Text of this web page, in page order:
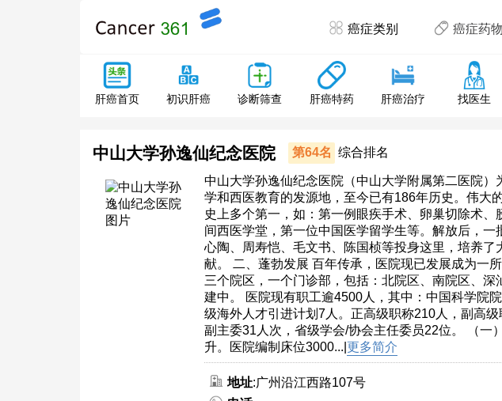
癌症类别 癌症药物
肝癌首页 初识肝癌 诊断筛查 肝癌特药 肝癌治疗 找医生
中山大学孙逸仙纪念医院 第64名 综合排名
中山大学孙逸仙纪念医院（中山大学附属第二医院
学和西医教育的发源地，至今已有186年历史。伟大
史上多个第一，如：第一例眼疾手术、卵巢切除术
间西医学堂，第一位中国医学留学生等。解放后，
心陶、周寿恺、毛文书、陈国桢等投身这里，培养
献。 二、蓬勃发展 百年传承，医院现已发展成为一
三个院区，一个门诊部，包括：北院区、南院区、
建中。 医院现有职工逾4500人，其中：中国科学院
级海外人才引进计划7人。正高级职称210人，副高
副主委31人次，省级学会/协会主任委员22位。 （一
升。医院编制床位3000...|更多简介
地址:广州沿江西路107号